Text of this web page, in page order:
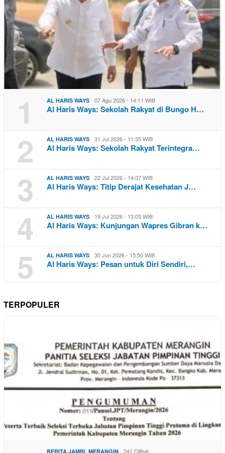
1 AL HARIS WAYS 07 Agu 2026 - 14:11 WIB
Al Haris Ways: Sekolah Rakyat di Bungo H…
2 AL HARIS WAYS 31 Jul 2026 - 11:35 WIB
Al Haris Ways: Sekolah Rakyat Terintegra…
3 AL HARIS WAYS 22 Jul 2026 - 14:07 WIB
Al Haris Ways: Titip Derajat Kesehatan J…
4 AL HARIS WAYS 19 Jul 2026 - 13:03 WIB
Al Haris Ways: Kunjungan Wapres Gibran k…
5 AL HARIS WAYS 30 Jun 2026 - 15:50 WIB
Al Haris Ways: Pesan untuk Diri Sendiri,…
TERPOPULER
BERITA JAMBI MERANGIN 241 Dilihat